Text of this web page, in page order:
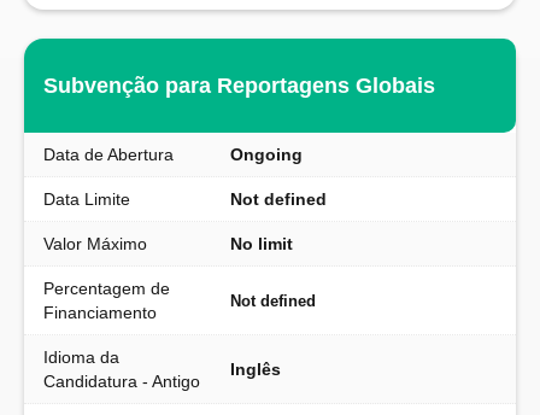
Subvenção para Reportagens Globais
Data de Abertura Ongoing
Data Limite Not defined
Valor Máximo No limit
Percentagem de
Financiamento
Not defined
Idioma da
Candidatura - Antigo
Inglês